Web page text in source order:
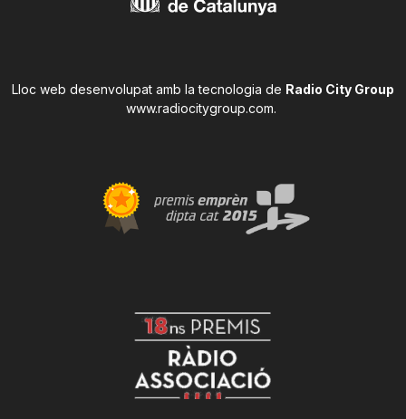
Lloc web desenvolupat amb la tecnologia de Radio City Group
www.radiocitygroup.com.